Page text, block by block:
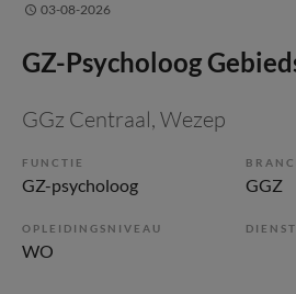
03-08-2026
GZ-Psycholoog
GGz Centraal, Wezep
FUNCTIE
GZ-psycholoog GGZ
OPLEIDINGSNIVEAU
WO